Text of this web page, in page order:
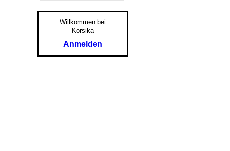
Willkommen bei
Korsika
Anmelden